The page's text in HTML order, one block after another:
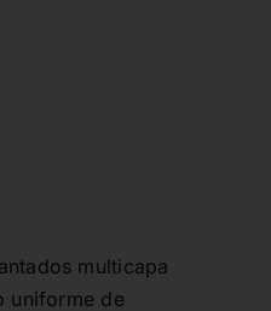
multicapa
uniforme de